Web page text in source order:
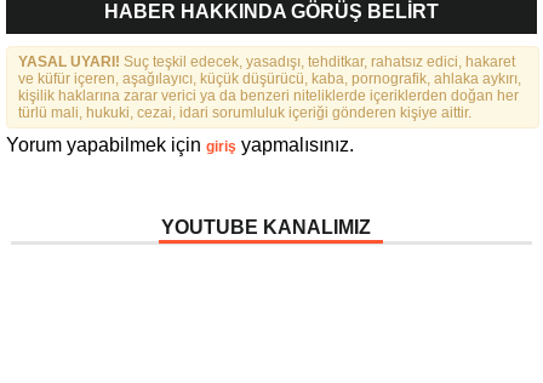
HABER HAKKINDA GÖRÜŞ BELİRT
YASAL UYARI! Suç teşkil edecek, yasadışı, tehditkar, rahatsız edici, hakaret
ve küfür içeren, aşağılayıcı, küçük düşürücü, kaba, pornografik, ahlaka aykırı,
kişilik haklarına zarar verici ya da benzeri niteliklerde içeriklerden doğan her
türlü mali, hukuki, cezai, idari sorumluluk içeriği gönderen kişiye aittir.
Yorum yapabilmek için giriş yapmalısınız.
YOUTUBE KANALIMIZ